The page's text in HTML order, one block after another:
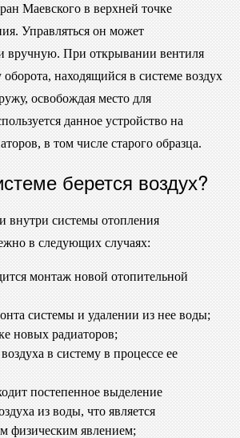
Маевского в верхней точке
Управляться он может
вручную. При открывании вентиля
находящийся в системе воздух
освобождая место для
данное устройство на
в том числе старого образца.
берется воздух?
внутри системы отопления
в следующих случаях:
монтаж новой отопительной
системы и удалении из нее воды;
новых радиаторов;
в систему в процессе ее
постепенное выделение
из воды, что является
физическим явлением;